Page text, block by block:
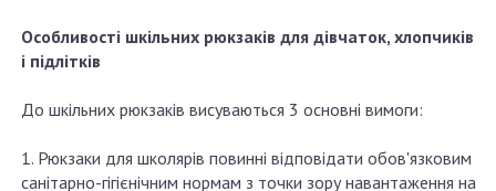
Особливості шкільних рюкзаків для дівчаток, хлопчиків
і підлітків
До шкільних рюкзаків висуваються 3 основні вимоги:
1. Рюкзаки для школярів повинні відповідати обов'язковим
санітарно-гігієнічним нормам з точки зору навантаження на